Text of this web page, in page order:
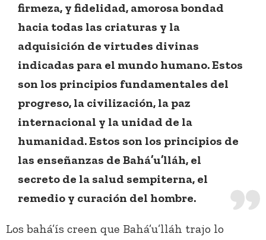
firmeza, y fidelidad, amorosa bondad
hacia todas las criaturas y la
adquisición de virtudes divinas
indicadas para el mundo humano. Estos
son los principios fundamentales del
progreso, la civilización, la paz
internacional y la unidad de la
humanidad. Estos son los principios de
las enseñanzas de Bahá’u’lláh, el
secreto de la salud sempiterna, el
remedio y curación del hombre.
Los bahá’ís creen que Bahá’u’lláh trajo lo